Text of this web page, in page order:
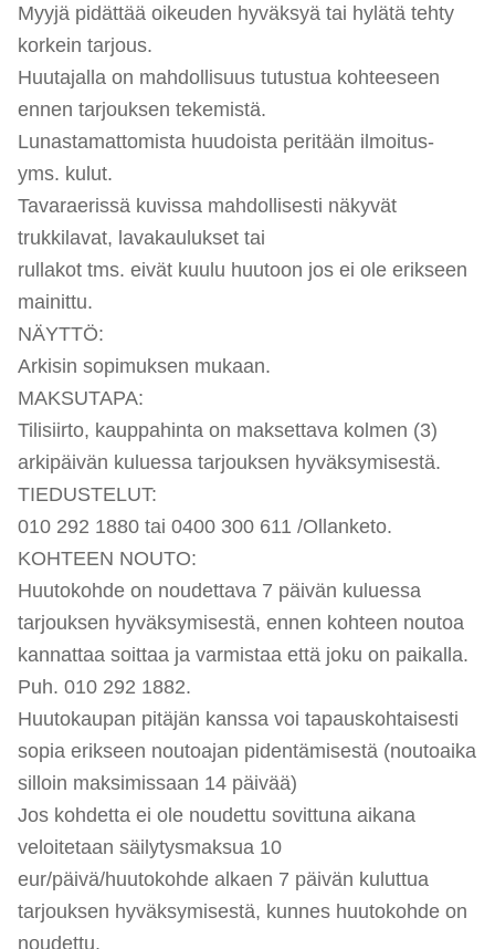
Myyjä pidättää oikeuden hyväksyä tai hylätä tehty
korkein tarjous.
Huutajalla on mahdollisuus tutustua kohteeseen
ennen tarjouksen tekemistä.
Lunastamattomista huudoista peritään ilmoitus-
yms. kulut.
Tavaraerissä kuvissa mahdollisesti näkyvät
trukkilavat, lavakaulukset tai
rullakot tms. eivät kuulu huutoon jos ei ole erikseen
mainittu.
NÄYTTÖ:
Arkisin sopimuksen mukaan.
MAKSUTAPA:
Tilisiirto, kauppahinta on maksettava kolmen (3)
arkipäivän kuluessa tarjouksen hyväksymisestä.
TIEDUSTELUT:
010 292 1880 tai 0400 300 611 /Ollanketo.
KOHTEEN NOUTO:
Huutokohde on noudettava 7 päivän kuluessa
tarjouksen hyväksymisestä, ennen kohteen noutoa
kannattaa soittaa ja varmistaa että joku on paikalla.
Puh. 010 292 1882.
Huutokaupan pitäjän kanssa voi tapauskohtaisesti
sopia erikseen noutoajan pidentämisestä (noutoaika
silloin maksimissaan 14 päivää)
Jos kohdetta ei ole noudettu sovittuna aikana
veloitetaan säilytysmaksua 10
eur/päivä/huutokohde alkaen 7 päivän kuluttua
tarjouksen hyväksymisestä, kunnes huutokohde on
noudettu.